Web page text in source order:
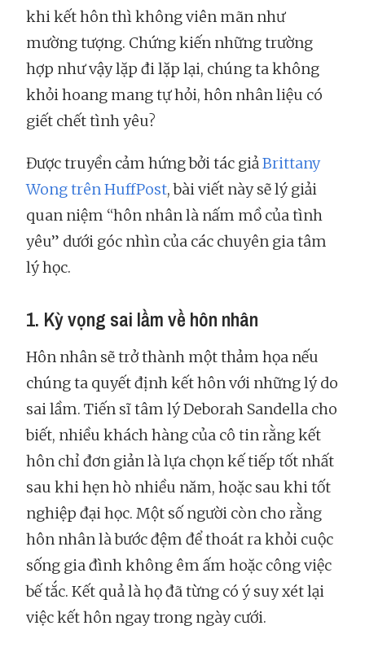
khi kết hôn thì không viên mãn như
mường tượng. Chứng kiến những trường
hợp như vậy lặp đi lặp lại, chúng ta không
khỏi hoang mang tự hỏi, hôn nhân liệu có
giết chết tình yêu?
Được truyền cảm hứng bởi tác giảBrittany
Wong trên HuffPost, bài viết này sẽ lý giải
quan niệm “hôn nhân là nấm mồ của tình
yêu” dưới góc nhìn của các chuyên gia tâm
lý học.
1. Kỳ vọng sai lầm về hôn nhân
Hôn nhân sẽ trở thành một thảm họa nếu
chúng ta quyết định kết hôn với những lý do
sai lầm. Tiến sĩ tâm lý Deborah Sandella cho
biết, nhiều khách hàng của cô tin rằng kết
hôn chỉ đơn giản là lựa chọn kế tiếp tốt nhất
sau khi hẹn hò nhiều năm, hoặc sau khi tốt
nghiệp đại học. Một số người còn cho rằng
hôn nhân là bước đệm để thoát ra khỏi cuộc
sống gia đình không êm ấm hoặc công việc
bế tắc. Kết quả là họ đã từng có ý suy xét lại
việc kết hôn ngay trong ngày cưới.